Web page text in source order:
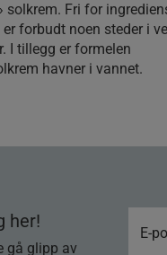
solkrem. Fri for
forbudt noen steder i
I tillegg er formelen
havner i vannet.
her!
gå glipp av